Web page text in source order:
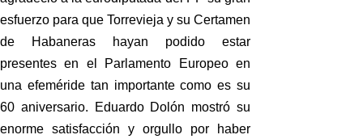
esfuerzo para que Torrevieja y su Certamen
de Habaneras hayan podido estar
presentes en el Parlamento Europeo en
una efeméride tan importante como es su
60 aniversario. Eduardo Dolón mostró su
enorme satisfacción y orgullo por haber